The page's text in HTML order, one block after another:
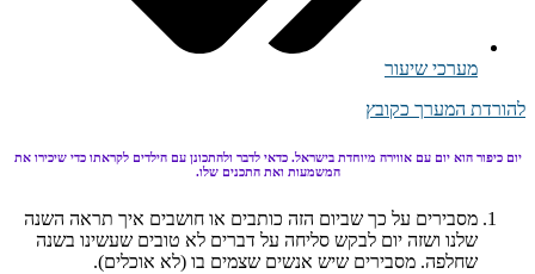
מערכי שיעור
להורדת המערך כקובץ
יום כיפור הוא יום עם אווירה מיוחדת בישראל. כדאי לדבר ולהתכונן עם הילדים לקראתו כדי שיכירו את
המשמעות ואת התכנים שלו.
מסבירים על כך שביום הזה כותבים או חושבים איך תראה השנה
שלנו ושזה יום לבקש סליחה על דברים לא טובים שעשינו בשנה
שחלפה. מסבירים שיש אנשים שצמים בו (לא אוכלים).